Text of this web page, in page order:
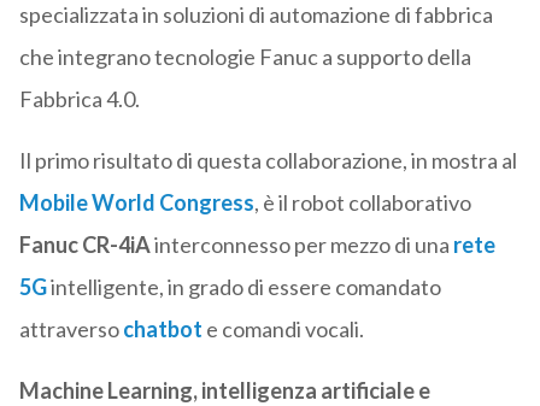
specializzata in soluzioni di automazione di fabbrica
che integrano tecnologie Fanuc a supporto della
Fabbrica 4.0.
Il primo risultato di questa collaborazione, in mostra al
Mobile World Congress, è il robot collaborativo
Fanuc CR-4iAinterconnesso per mezzo di una rete
5Gintelligente, in grado di essere comandato
attraversochatbot e comandi vocali.
Machine Learning, intelligenza artificiale e